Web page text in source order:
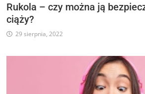
Rukola – czy można ją
ciąży?
29 sierpnia, 2022